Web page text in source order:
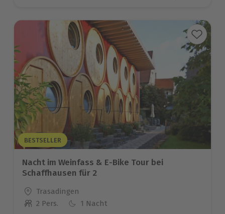
BESTSELLER
Nacht im Weinfass & E-Bike Tour bei
Schaffhausen für 2
Standort
Trasadingen
Anzahl der Teilnehmer
2 Pers. 1 Nacht